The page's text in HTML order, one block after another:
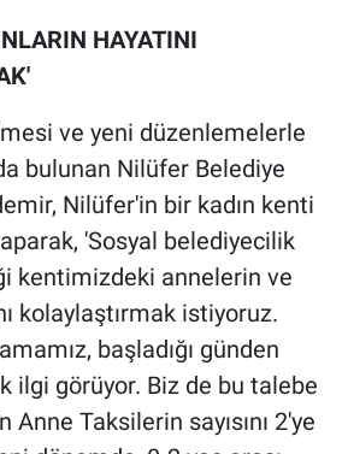
HAYATINI
ve yeni düzenlemelerle
bulunan Nilüfer Belediye
Nilüfer'in bir kadın kenti
'Sosyal belediyecilik
kentimizdeki annelerin ve
kolaylaştırmak istiyoruz.
başladığı günden
ilgi görüyor. Biz de bu talebe
Taksilerin sayısını 2'ye